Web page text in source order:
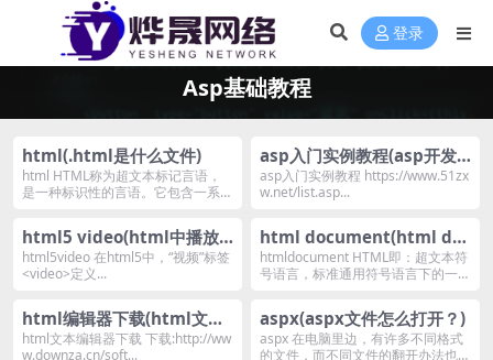
登录
Asp基础教程
html(.html是什么文件)
html HTML称为超文本标记言语，
是一种标识性的言语。它包含一系列
asp入门实例教程(asp开发
网站详细步骤)
asp入门实例教程 https://www.51zx
w.net/list.asp...
html5 video(html中播放
视频的标签)
html5video 在html5中，“视频”标签
<video>定义...
html document(html doc
ument对象是什么)
htmldocument HTML即：超文本符
号语言，标准通用符号语言下的一个
html编辑器下载(html文本
编辑器下载)
html文本编辑器下载 下载:http://ww
w.downza.cn/soft...
aspx(aspx文件怎么打开？)
aspx 在电脑里边，有许多不同格式
的文件，而不同文件的翻开办法也不